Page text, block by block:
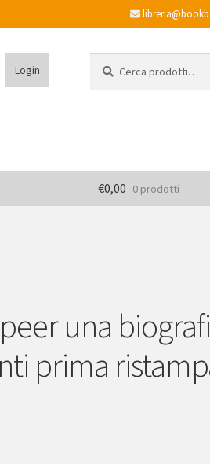
Login
€0,00 0 prodotti
una
prima